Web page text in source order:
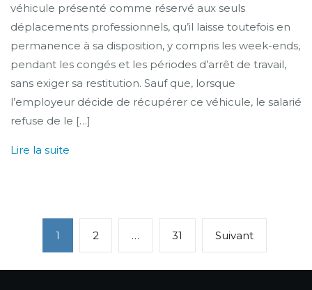
véhicule présenté comme réservé aux seuls
déplacements professionnels, qu’il laisse toutefois en
permanence à sa disposition, y compris les week-ends,
pendant les congés et les périodes d’arrêt de travail,
sans exiger sa restitution. Sauf que, lorsque
l’employeur décide de récupérer ce véhicule, le salarié
refuse de le […]
Lire la suite
Navigation
articles
1 2 … 31 Suivant